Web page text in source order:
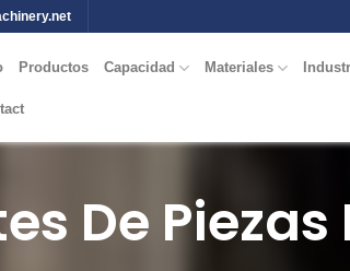
Productos Capacidad Materiales
De